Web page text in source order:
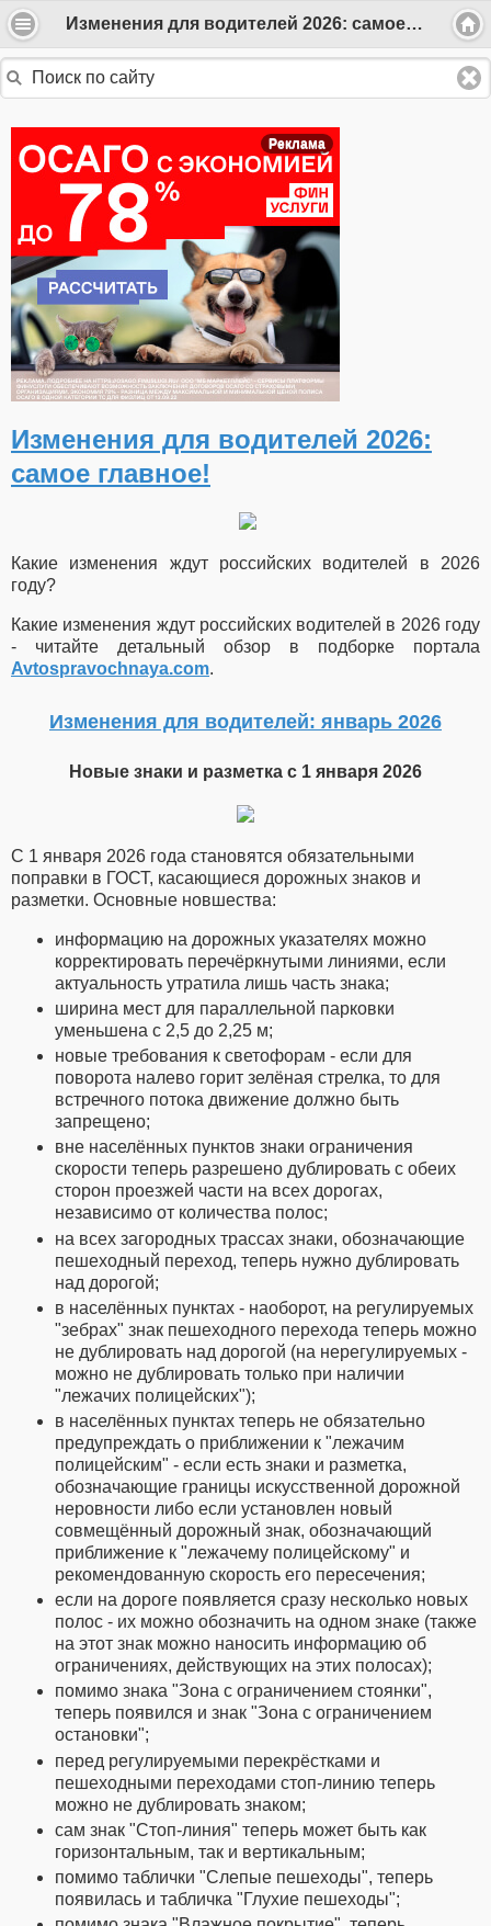
Изменения для водителей 2026: самое главное!
Реклама
Изменения для водителей 2026:
самое главное!
Какие изменения ждут российских водителей в 2026
году?
Какие изменения ждут российских водителей в 2026 году
- читайте детальный обзор в подборке портала
Avtospravochnaya.com.
Изменения для водителей: январь 2026
Новые знаки и разметка с 1 января 2026
С 1 января 2026 года становятся обязательными
поправки в ГОСТ, касающиеся дорожных знаков и
разметки. Основные новшества:
информацию на дорожных указателях можно
корректировать перечёркнутыми линиями, если
актуальность утратила лишь часть знака;
ширина мест для параллельной парковки
уменьшена с 2,5 до 2,25 м;
новые требования к светофорам - если для
поворота налево горит зелёная стрелка, то для
встречного потока движение должно быть
запрещено;
вне населённых пунктов знаки ограничения
скорости теперь разрешено дублировать с обеих
сторон проезжей части на всех дорогах,
независимо от количества полос;
на всех загородных трассах знаки, обозначающие
пешеходный переход, теперь нужно дублировать
над дорогой;
в населённых пунктах - наоборот, на регулируемых
"зебрах" знак пешеходного перехода теперь можно
не дублировать над дорогой (на нерегулируемых -
можно не дублировать только при наличии
"лежачих полицейских");
в населённых пунктах теперь не обязательно
предупреждать о приближении к "лежачим
полицейским" - если есть знаки и разметка,
обозначающие границы искусственной дорожной
неровности либо если установлен новый
совмещённый дорожный знак, обозначающий
приближение к "лежачему полицейскому" и
рекомендованную скорость его пересечения;
если на дороге появляется сразу несколько новых
полос - их можно обозначить на одном знаке (также
на этот знак можно наносить информацию об
ограничениях, действующих на этих полосах);
помимо знака "Зона с ограничением стоянки",
теперь появился и знак "Зона с ограничением
остановки";
перед регулируемыми перекрёстками и
пешеходными переходами стоп-линию теперь
можно не дублировать знаком;
сам знак "Стоп-линия" теперь может быть как
горизонтальным, так и вертикальным;
помимо таблички "Слепые пешеходы", теперь
появилась и табличка "Глухие пешеходы";